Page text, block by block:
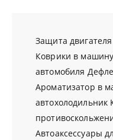
Защита двигателя
Коврики в машину
автомобиля
Ароматизатор в
автохолодильник
Автоаксессуары